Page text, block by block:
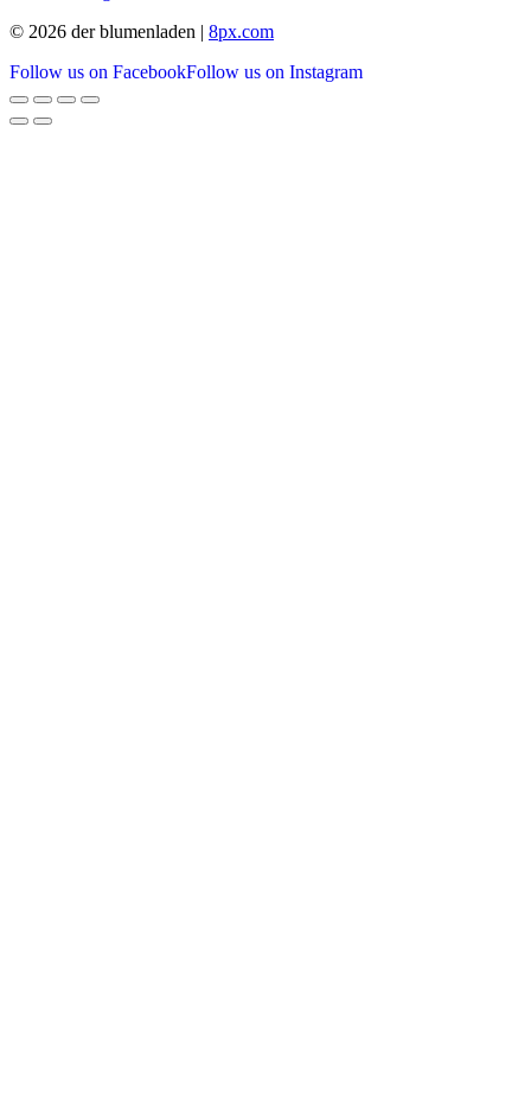
© 2026 der blumenladen | 8px.com
Follow us on FacebookFollow us on Instagram